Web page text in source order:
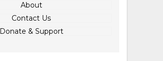
About
Contact Us
Donate & Support